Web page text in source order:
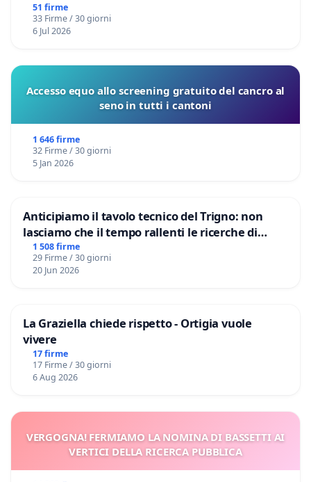
51 firme
33 Firme / 30 giorni
6 Jul 2026
Accesso equo allo screening gratuito del cancro al
seno in tutti i cantoni
1 646 firme
32 Firme / 30 giorni
5 Jan 2026
Anticipiamo il tavolo tecnico del Trigno: non
lasciamo che il tempo rallenti le ricerche di
Domenico Racanati
1 508 firme
29 Firme / 30 giorni
20 Jun 2026
La Graziella chiede rispetto - Ortigia vuole
vivere
17 firme
17 Firme / 30 giorni
6 Aug 2026
VERGOGNA! FERMIAMO LA NOMINA DI BASSETTI AI
VERTICI DELLA RICERCA PUBBLICA